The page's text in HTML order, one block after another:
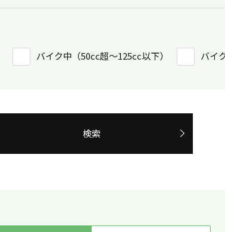
バイク中（50cc超〜125cc以下） バイ
検索